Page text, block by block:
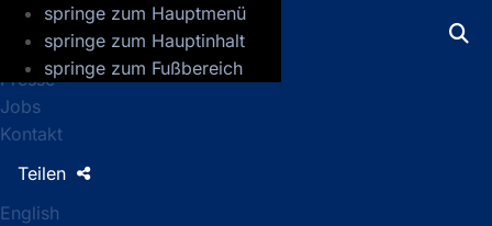
springe zum Hauptmenü
springe zum Hauptinhalt
springe zum Fußbereich
GFZ Helmholtz-Zentrum für
Presse
Jobs
Kontakt
English
Teilen